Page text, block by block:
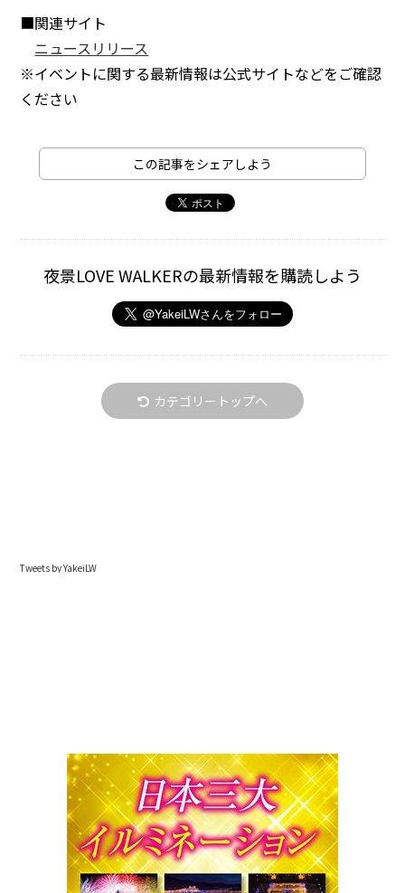
■関連サイト
ニュースリリース
※イベントに関する最新情報は公式サイトなどをご確認
ください
この記事をシェアしよう
夜景LOVE WALKERの最新情報を購読しよう
カテゴリートップへ
Tweets by YakeiLW